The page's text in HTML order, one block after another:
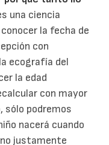
una ciencia
la fecha de
con
ecografía del
la edad
con mayor
sólo podremos
nacerá cuando
justamente